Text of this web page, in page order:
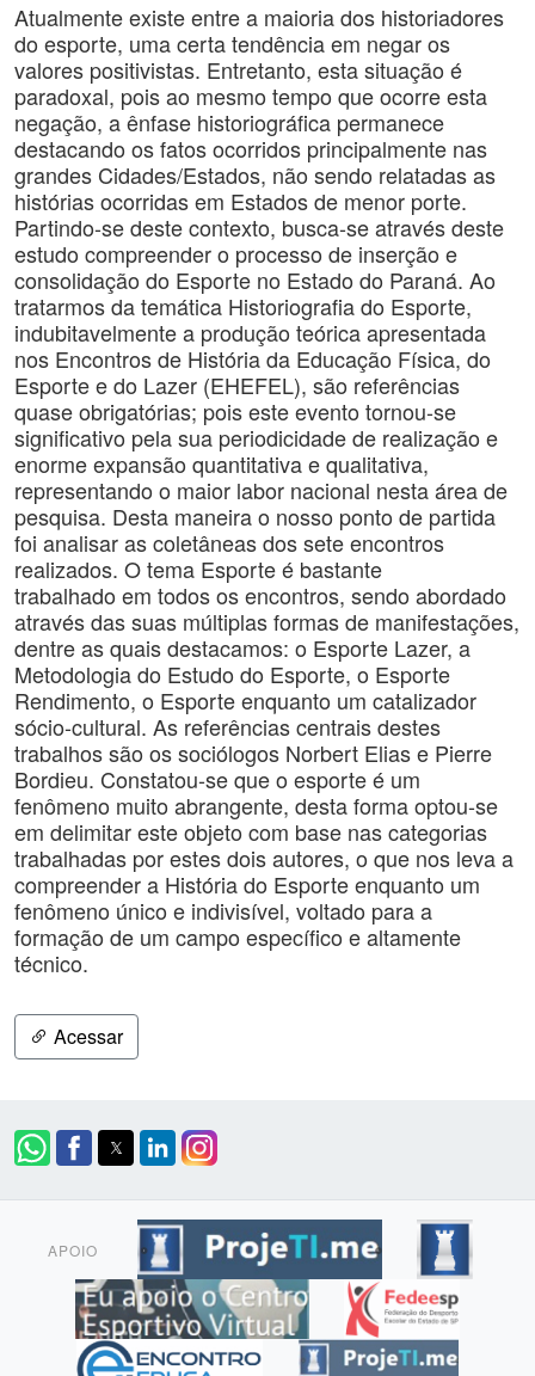
Atualmente existe entre a maioria dos historiadores
do esporte, uma certa tendência em negar os
valores positivistas. Entretanto, esta situação é
paradoxal, pois ao mesmo tempo que ocorre esta
negação, a ênfase historiográfica permanece
destacando os fatos ocorridos principalmente nas
grandes Cidades/Estados, não sendo relatadas as
histórias ocorridas em Estados de menor porte.
Partindo-se deste contexto, busca-se através deste
estudo compreender o processo de inserção e
consolidação do Esporte no Estado do Paraná. Ao
tratarmos da temática Historiografia do Esporte,
indubitavelmente a produção teórica apresentada
nos Encontros de História da Educação Física, do
Esporte e do Lazer (EHEFEL), são referências
quase obrigatórias; pois este evento tornou-se
significativo pela sua periodicidade de realização e
enorme expansão quantitativa e qualitativa,
representando o maior labor nacional nesta área de
pesquisa. Desta maneira o nosso ponto de partida
foi analisar as coletâneas dos sete encontros
realizados. O tema Esporte é bastante
trabalhado em todos os encontros, sendo abordado
através das suas múltiplas formas de manifestações,
dentre as quais destacamos: o Esporte Lazer, a
Metodologia do Estudo do Esporte, o Esporte
Rendimento, o Esporte enquanto um catalizador
sócio-cultural. As referências centrais destes
trabalhos são os sociólogos Norbert Elias e Pierre
Bordieu. Constatou-se que o esporte é um
fenômeno muito abrangente, desta forma optou-se
em delimitar este objeto com base nas categorias
trabalhadas por estes dois autores, o que nos leva a
compreender a História do Esporte enquanto um
fenômeno único e indivisível, voltado para a
formação de um campo específico e altamente
técnico.
Acessar
APOIO